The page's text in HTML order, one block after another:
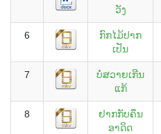
ວັງ
6
ກົກໄມ້ປາກ
ເປັນ
7
ບໍ່ສວາຍເກີນ
ແກ້
8
ຢາກກັບຄຶນ
ອາດິດ